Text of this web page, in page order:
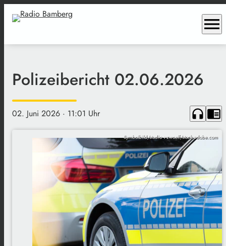
menu
Polizeibericht 02.06.2026
02. Juni 2026 · 11:01 Uhr headphones chrome_reader_mode
Symbolbild/studio v-zwoelf/stock.adobe.com